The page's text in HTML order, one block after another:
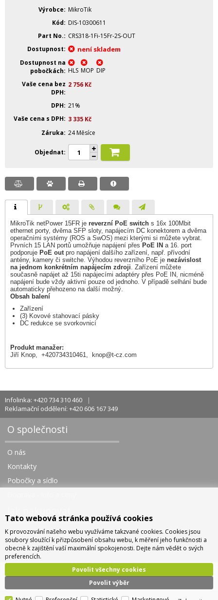
Výrobce
MikroTik
Kód
DIS-10300611
Part No.
CRS318-1Fi-15Fr-2S-OUT
Dostupnost
není skladem
Dostupnost na
pobočkách
HLS MOP DIP
Vaše cena bez
DPH
2 756 Kč
DPH 21%
Vaše cena s DPH
3 335 Kč
Záruka 24 Měsíce
Objednat
MikroTik netPower 15FR je reverzní PoE switch s 16x 100Mbit
ethernet porty, dvěma SFP sloty, napájecím DC konektorem a dvěma
operačními systémy (ROS a SwOS) mezi kterými si můžete vybrat.
Prvních 15 LAN portů umožňuje napájení přes PoE IN a 16. port
podporuje PoE outpro napájení dalšího zařízení, např. přívodní
antény, kamery či switche. Výhodou reverzního PoE je nezávislost
na jednom konkrétním napájecím zdroji. Zařízení můžete
současně napájet až 15ti napájecími adaptéry přes PoE IN, nicméně
napájení bude vždy aktivní pouze od jednoho. V případě selhání bude
automaticky přehozeno na další možný.
Obsah balení
Zařízení
(3) Kovové stahovací pásky
DC redukce se svorkovnicí
Produkt manažer:
Jiří Knop, +420734310461,
knop@t-cz.com
Infolinka: +420 734 310 460
Reklamační oddělení: +420 606 167 349
O společnosti
O nás
Kontakty
Pobočky a sídlo
Obchodní podmínky
Správa cookies
Tato webová stránka používá cookies
K provozování našeho webu využíváme takzvané cookies. Cookies jsou
soubory sloužící k přizpůsobení obsahu webu, k měření jeho funkčnosti a
obecně k zajištění vaší maximální spokojenosti. Dejte nám vědět o svých
preferencích.
Povolit výběr
Povolit všechny cookies